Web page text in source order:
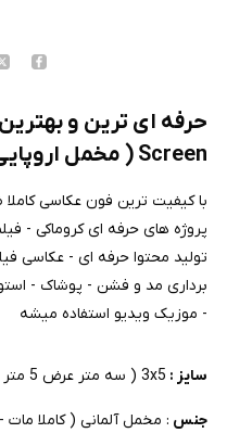
Screen ( مخمل اروپایی به همراه رول
با کیفیت ترین فون عکاسی
پروژه های حرفه ای کروماکی -
تولید محتوا حرفه ای - عکاسی
برداری مد و فشن - پوشاک -
- موزیک ویدیو استفاده میشه
سایز : 3x5 ( سه متر عرض 5 متر طول )
جنس : مخمل آلمانی ( کاملا